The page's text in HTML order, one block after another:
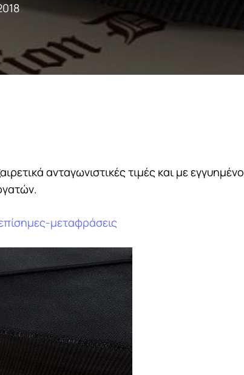
ανταγωνιστικές τιμές και με εγγυημένο
μεταφράσεις